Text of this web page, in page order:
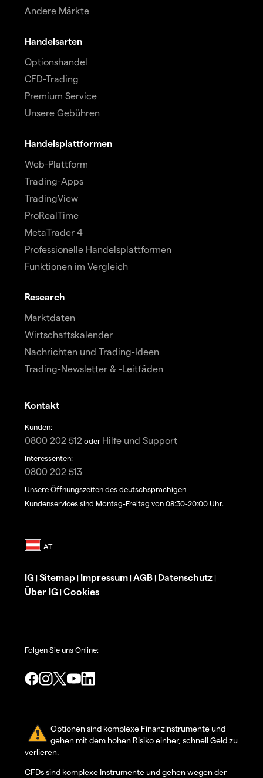
Andere Märkte
Handelsarten
Optionshandel
CFD-Trading
Premium Service
Unsere Gebühren
Handelsplattformen
Web-Plattform
Trading-Apps
TradingView
ProRealTime
MetaTrader 4
Professionelle Handelsplattformen
Funktionen im Vergleich
Research
Marktdaten
Wirtschaftskalender
Nachrichten und Trading-Ideen
Trading-Newsletter & -Leitfäden
Kontakt
Kunden:
0800 202 512 oder Hilfe und Support
Interessenten:
0800 202 513
Unsere Öffnungszeiten des deutschsprachigen
Kundenservices sind Montag-Freitag von 08:30-20:00 Uhr.
IG | Sitemap | Impressum | AGB | Datenschutz |
Über IG | Cookies
Folgen Sie uns Online:
Optionen sind komplexe Finanzinstrumente und
gehen mit dem hohen Risiko einher, schnell Geld zu
verlieren.
CFDs sind komplexe Instrumente und gehen wegen der